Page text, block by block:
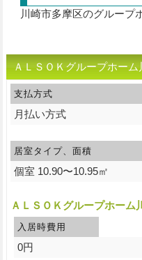
川崎市多摩区のグループ
ＡＬＳＯＫグループホー
支払方式
月払い方式
居室タイプ、面積
個室 10.90〜10.95㎡
ＡＬＳＯＫグループホーム
入居時費用
0円